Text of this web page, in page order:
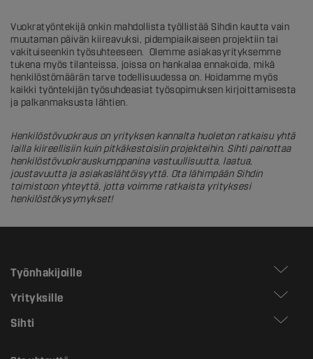
Vuokratyöntekijä onkin mahdollista työllistää Sihdin kautta vain
muutaman päivän kiireavuksi, pidempiaikaiseen projektiin tai
vakituiseenkin työsuhteeseen. Olemme asiakasyrityksemme
tukena myös tilanteissa, joissa on hankalaa ennakoida, mikä
henkilöstömäärän tarve todellisuudessa on. Hoidamme myös
kaikki työntekijän työsuhdeasiat työsopimuksen kirjoittamisesta
ja palkanmaksusta lähtien.
Henkilöstövuokraus on yrityksen kannalta huoleton ratkaisu yhtä
lailla kiireellisiin kuin pitkäkestoisiin projekteihin. Sihti painottaa
henkilöstövuokrauskumppanina vastuullisuutta, laatua,
joustavuutta ja asiakaslähtöisyyttä. Ota lähimpään Sihdin
toimistoon yhteyttä, jotta voimme ratkaista yrityksesi
henkilöstökysymykset!
Työnhakijoille
Yrityksille
Sihti